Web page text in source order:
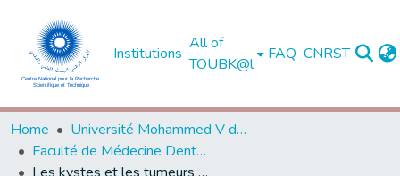
Institutions
All of
TOUBK@l
FAQ CNRST
Home
Université Mohammed V de Rabat
Faculté de Médecine Dentaire - Rabat